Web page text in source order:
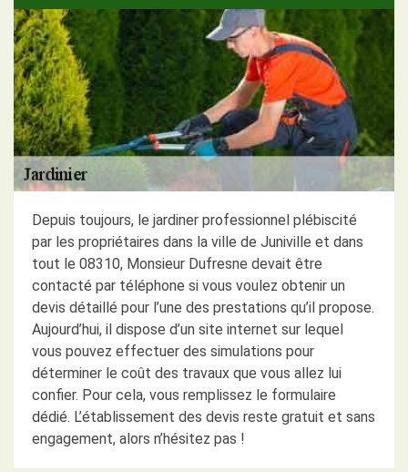
Depuis toujours, le jardiner professionnel plébiscité
par les propriétaires dans la ville de Juniville et dans
tout le 08310, Monsieur Dufresne devait être
contacté par téléphone si vous voulez obtenir un
devis détaillé pour l’une des prestations qu’il propose.
Aujourd’hui, il dispose d’un site internet sur lequel
vous pouvez effectuer des simulations pour
déterminer le coût des travaux que vous allez lui
confier. Pour cela, vous remplissez le formulaire
dédié. L’établissement des devis reste gratuit et sans
engagement, alors n’hésitez pas !